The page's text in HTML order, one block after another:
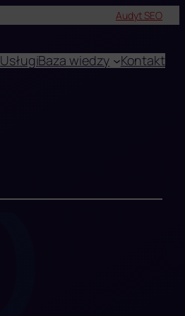
Audyt SEO
UsługiBaza wiedzy Kontakt